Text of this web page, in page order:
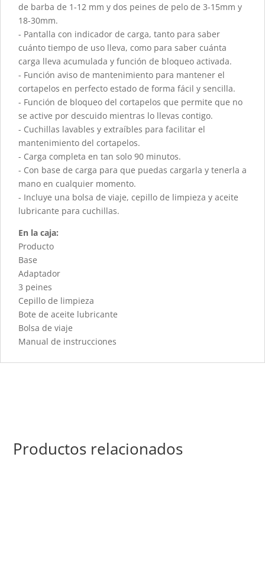
de barba de 1-12 mm y dos peines de pelo de 3-15mm y
18-30mm.
- Pantalla con indicador de carga, tanto para saber
cuánto tiempo de uso lleva, como para saber cuánta
carga lleva acumulada y función de bloqueo activada.
- Función aviso de mantenimiento para mantener el
cortapelos en perfecto estado de forma fácil y sencilla.
- Función de bloqueo del cortapelos que permite que no
se active por descuido mientras lo llevas contigo.
- Cuchillas lavables y extraíbles para facilitar el
mantenimiento del cortapelos.
- Carga completa en tan solo 90 minutos.
- Con base de carga para que puedas cargarla y tenerla a
mano en cualquier momento.
- Incluye una bolsa de viaje, cepillo de limpieza y aceite
lubricante para cuchillas.
En la caja:
Producto
Base
Adaptador
3 peines
Cepillo de limpieza
Bote de aceite lubricante
Bolsa de viaje
Manual de instrucciones
Productos relacionados